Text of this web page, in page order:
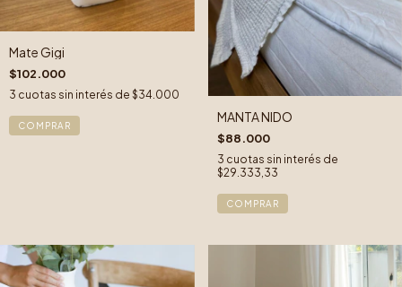
Mate Gigi
$102.000
3 cuotas sin interés de $34.000
COMPRAR
MANTA NIDO
$88.000
3 cuotas sin interés de
$29.333,33
COMPRAR